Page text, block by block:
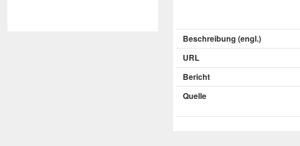
Beschreibung (engl.)
URL
Bericht
Quelle